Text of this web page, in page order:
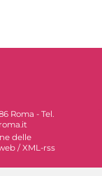
Roma - Tel.
delle
/ XML-rss